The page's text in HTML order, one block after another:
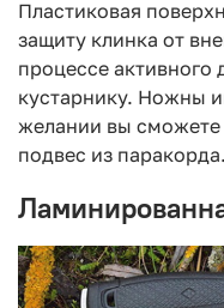
Пластиковая
защиту клинка от
процессе активного
кустарнику. Ножны
желании вы сможете
подвес из паракорда.